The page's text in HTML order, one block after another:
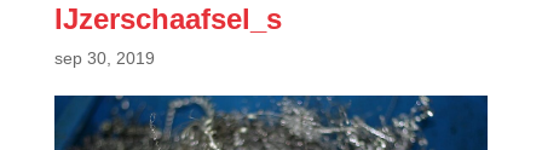
IJzerschaafsel_s
sep 30, 2019